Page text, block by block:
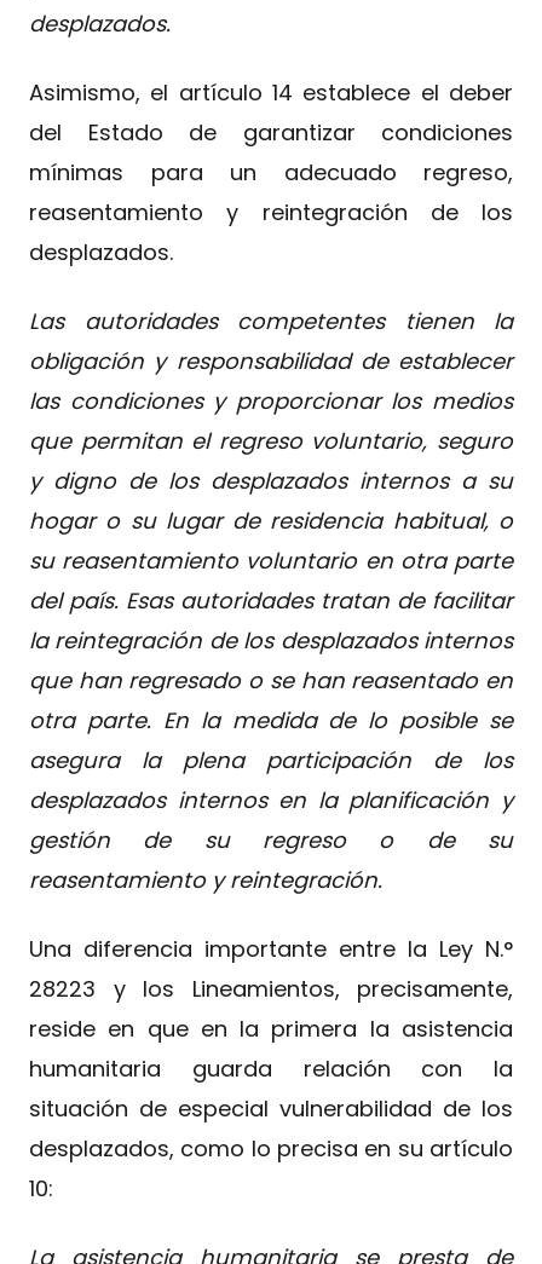
desplazados.
Asimismo, el artículo 14 establece el deber
del Estado de garantizar condiciones
mínimas para un adecuado regreso,
reasentamiento y reintegración de los
desplazados.
Las autoridades competentes tienen la
obligación y responsabilidad de establecer
las condiciones y proporcionar los medios
que permitan el regreso voluntario, seguro
y digno de los desplazados internos a su
hogar o su lugar de residencia habitual, o
su reasentamiento voluntario en otra parte
del país. Esas autoridades tratan de facilitar
la reintegración de los desplazados internos
que han regresado o se han reasentado en
otra parte. En la medida de lo posible se
asegura la plena participación de los
desplazados internos en la planificación y
gestión de su regreso o de su
reasentamiento y reintegración.
Una diferencia importante entre la Ley N.°
28223 y los Lineamientos, precisamente,
reside en que en la primera la asistencia
humanitaria guarda relación con la
situación de especial vulnerabilidad de los
desplazados, como lo precisa en su artículo
10:
La asistencia humanitaria se presta de